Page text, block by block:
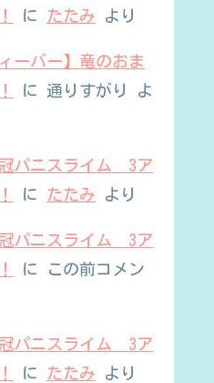
に たたみ より
ーバー】竜のおま
に 通りすがり
よ
冠パニスライム 3ア
に たたみ より
冠パニスライム 3ア
に
この前コメン
冠パニスライム 3ア
に たたみ より